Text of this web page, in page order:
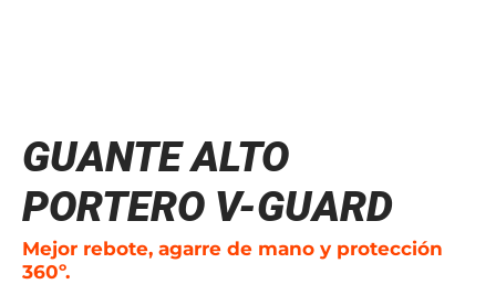
GUANTE ALTO
PORTERO V-GUARD
Mejor rebote, agarre de mano y protección
360º.